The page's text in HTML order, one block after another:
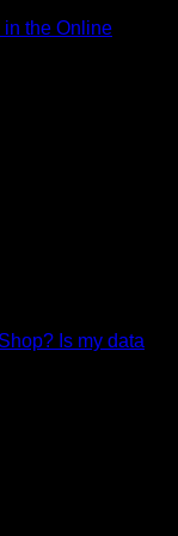
in the Online
Is my data